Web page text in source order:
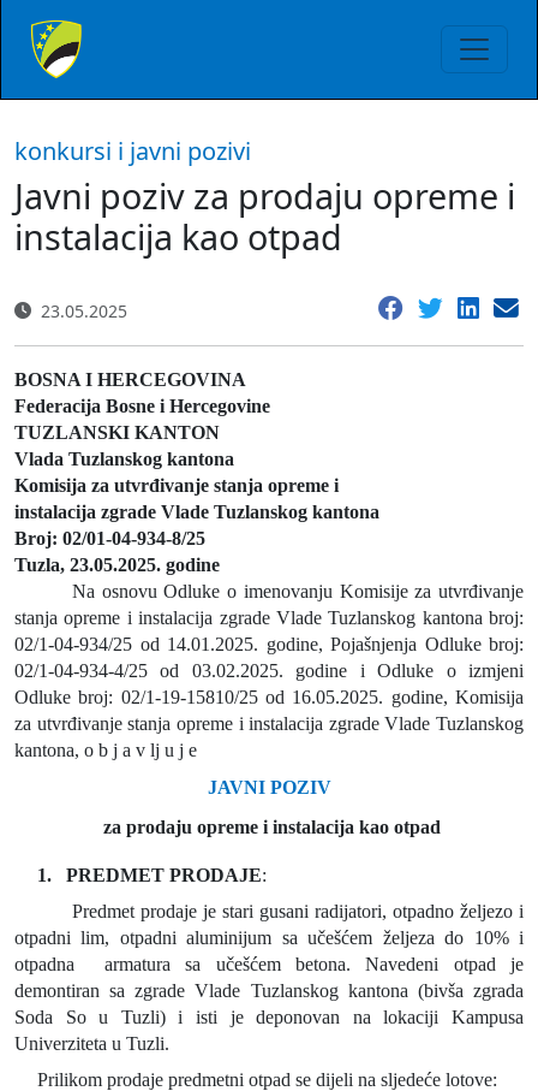
konkursi i javni pozivi
Javni poziv za prodaju opreme i
instalacija kao otpad
23.05.2025
BOSNA I HERCEGOVINA
Federacija Bosne i Hercegovine
TUZLANSKI KANTON
Vlada Tuzlanskog kantona
Komisija za utvrđivanje stanja opreme i
instalacija zgrade Vlade Tuzlanskog kantona
Broj: 02/01-04-934-8/25
Tuzla, 23.05.2025. godine
Na osnovu Odluke o imenovanju Komisije za utvrđivanje
stanja opreme i instalacija zgrade Vlade Tuzlanskog kantona broj:
02/1-04-934/25 od 14.01.2025. godine, Pojašnjenja Odluke broj:
02/1-04-934-4/25 od 03.02.2025. godine i Odluke o izmjeni
Odluke broj: 02/1-19-15810/25 od 16.05.2025. godine, Komisija
za utvrđivanje stanja opreme i instalacija zgrade Vlade Tuzlanskog
kantona, o b j a v lj u j e
JAVNI POZIV
za prodaju opreme i instalacija kao otpad
1. PREDMET PRODAJE:
Predmet prodaje je stari gusani radijatori, otpadno željezo i
otpadni lim, otpadni aluminijum sa učešćem željeza do 10% i
otpadna
armatura sa učešćem betona. Navedeni otpad je
demontiran sa zgrade Vlade Tuzlanskog kantona (bivša zgrada
Soda So u Tuzli) i isti je deponovan na lokaciji Kampusa
Univerziteta u Tuzli.
Prilikom prodaje predmetni otpad se dijeli na sljedeće lotove: